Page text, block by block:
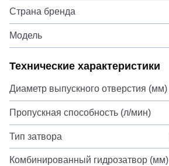
Страна бренда
Модель
Технические характеристики
Диаметр выпускного отверстия (мм)
Пропускная способность (л/мин)
Тип затвора
Комбинированный гидрозатвор (мм)